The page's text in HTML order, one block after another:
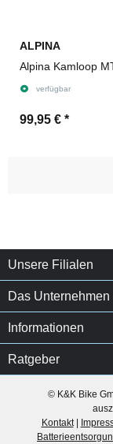
ALPINA
Alpina Kamloop
verfügbar
99,95 € *
Unsere Filialen
Das Unternehmen
Informationen
Ratgeber
© K&K Bike
Kontakt|